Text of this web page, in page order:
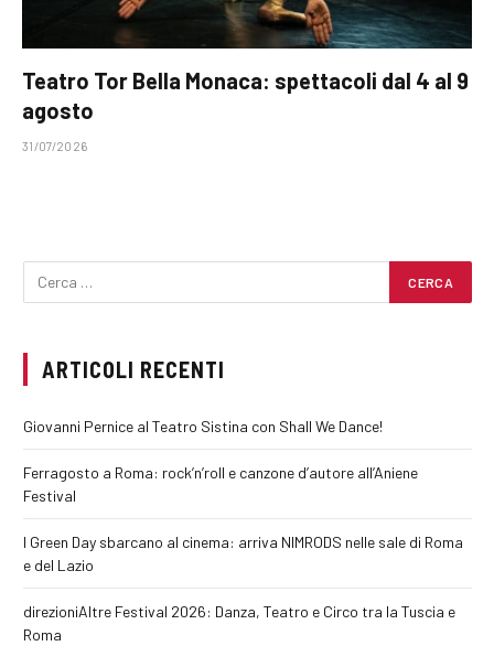
Teatro Tor Bella Monaca: spettacoli dal 4 al 9
agosto
31/07/2026
ARTICOLI RECENTI
Giovanni Pernice al Teatro Sistina con Shall We Dance!
Ferragosto a Roma: rock’n’roll e canzone d’autore all’Aniene
Festival
I Green Day sbarcano al cinema: arriva NIMRODS nelle sale di Roma
e del Lazio
direzioniAltre Festival 2026: Danza, Teatro e Circo tra la Tuscia e
Roma